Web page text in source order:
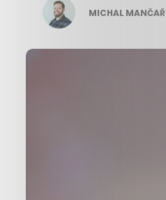
MICHAL MANČAŘ